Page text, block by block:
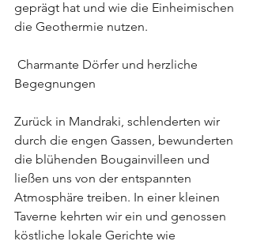
geprägt hat und wie die Einheimischen
die Geothermie nutzen.
Begegnungen
Zurück in Mandraki, schlenderten wir
durch die engen Gassen, bewunderten
die blühenden Bougainvilleen und
ließen uns von der entspannten
Atmosphäre treiben. In einer kleinen
Taverne kehrten wir ein und genossen
köstliche lokale Gerichte wie